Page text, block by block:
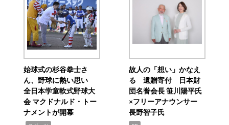
始球式の杉谷拳士さ
ん、野球に熱い思い
全日本学童軟式野球大
会 マクドナルド・トー
ナメントが開幕
故人の「想い」かなえ
る 遺贈寄付 日本財
団名誉会長 笹川陽平氏
×フリーアナウンサー
長野智子氏